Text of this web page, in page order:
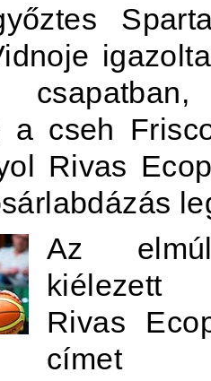
a cseh
Rivas
Az
kiélezett
Rivas
címet